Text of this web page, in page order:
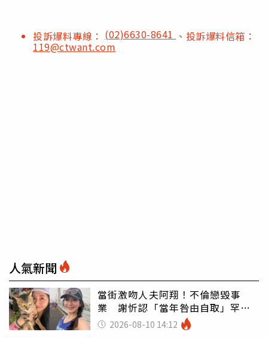
投訴爆料專線： (02)6630-8641 、投訴爆料信箱：
119@ctwant.com
人氣新聞
當街激吻人夫阿翔！不倫戀毀事
業 謝忻認「當年咎由自取」罕吐
心聲2026-08-10 14:12